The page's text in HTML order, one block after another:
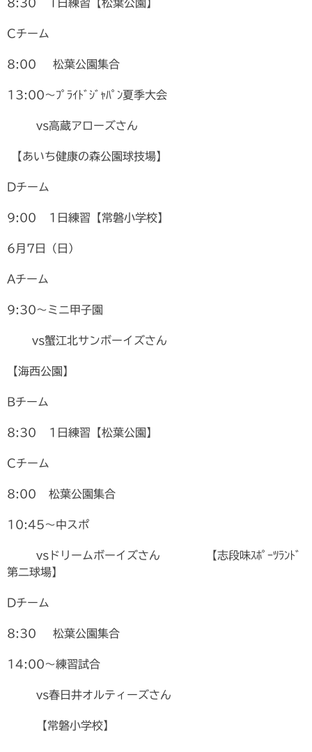
8:30 1日練習【松葉公園】
Cチーム
8:00 松葉公園集合
13:00〜ﾌﾟﾗｲﾄﾞｼﾞｬﾊﾟﾝ夏季大会
vs高蔵アローズさん
【あいち健康の森公園球技場】
Dチーム
9:00 1日練習【常磐小学校】
6月7日（日）
Aチーム
9:30〜ミニ甲子園
vs蟹江北サンボーイズさん
【海西公園】
Bチーム
8:30 1日練習【松葉公園】
Cチーム
8:00 松葉公園集合
10:45〜中スポ
vsドリームボーイズさん 【志段味ｽﾎﾟｰﾂﾗﾝﾄﾞ
第二球場】
Dチーム
8:30 松葉公園集合
14:00〜練習試合
vs春日井オルティーズさん
【常磐小学校】